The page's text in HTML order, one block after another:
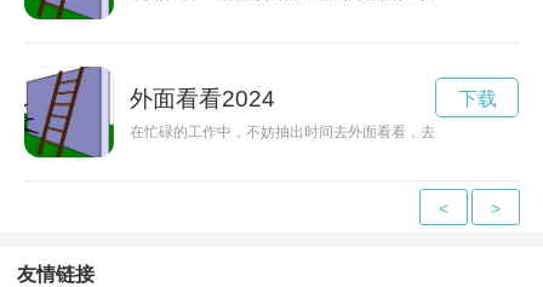
外面看看2024
在忙碌的工作中，不妨抽出时间去外面看看，去探索自然的美丽
下载
< >
友情链接